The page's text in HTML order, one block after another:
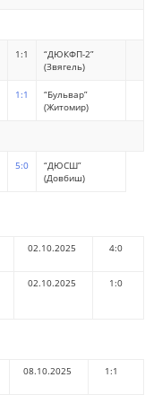
1:1
“ДЮКФП-2”
(Звягель)
1:1
“Бульвар”
(Житомир)
5:0
“ДЮСШ”
(Довбиш)
02.10.2025 4:0
02.10.2025 1:0
08.10.2025 1:1